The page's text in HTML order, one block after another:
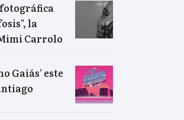
la
Carrolo
Gaiás’ este